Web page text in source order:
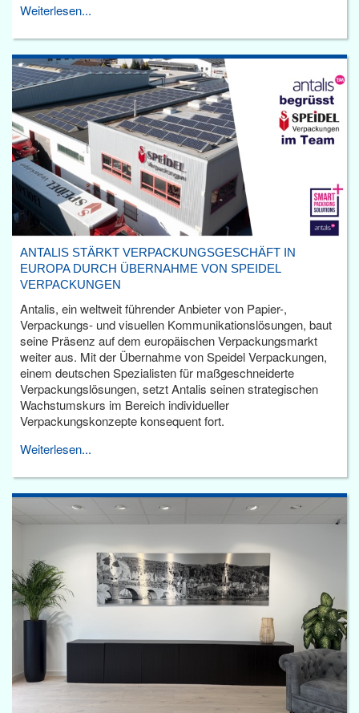
Weiterlesen...
ANTALIS STÄRKT VERPACKUNGSGESCHÄFT IN
EUROPA DURCH ÜBERNAHME VON SPEIDEL
VERPACKUNGEN
Antalis, ein weltweit führender Anbieter von Papier-,
Verpackungs- und visuellen Kommunikationslösungen, baut
seine Präsenz auf dem europäischen Verpackungsmarkt
weiter aus. Mit der Übernahme von Speidel Verpackungen,
einem deutschen Spezialisten für maßgeschneiderte
Verpackungslösungen, setzt Antalis seinen strategischen
Wachstumskurs im Bereich individueller
Verpackungskonzepte konsequent fort.
Weiterlesen...